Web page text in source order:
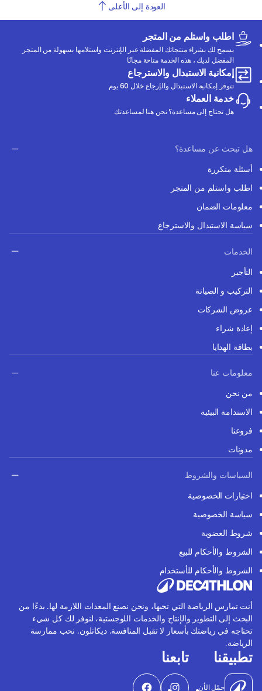
العودة إلى الأعلى
اطلب واستلم من المتجر
يسمح لك بشراء منتجاتك المفضلة عبر الإنترنت واستلامها بسهولة من المتجر
المفضل لديك ، هذه الخدمة متاحة مجانًا
إمكانية الاستبدال والاسترجاع
تتوفر إمكانية الاستبدال والإرجاع خلال 60 يوم
خدمة العملاء
هل تحتاج إلى مساعدة؟ نحن هنا لمساعدتك
هل تبحث عن مساعدة؟
أسئلة متكررة
اطلب واستلم من المتجر
معلومات الضمان
سياسة الاستبدال والاسترجاع
الخدمات
التأجير
التركيب و الصيانة
عروض الشركات
إعادة شراء
بطاقة الهدايا
معلومات عنا
من نحن
الاستدامة البيئية
فروعنا
مدونات
السياسات والشروط
اختيارات الخصوصية
سياسة الخصوصية
شروط العضوية
الشروط والأحكام للبيع
الشروط والأحكام للأستخدام
أنت تمارس الرياضة التي تحبها، ونحن نصنع المعدات اللازمة لها. بدءًا من
البحث إلى التطوير والإنتاج والخدمات اللوجستية، لنوفر لك كل شيء
تحتاجه في رياضتك بأسعار لا تقبل المنافسة. ديكاتلون. نحب ممارسة
الرياضة.
تطبيقنا
حمّل الأن
تابعنا